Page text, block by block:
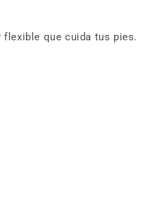
flexible que cuida tus pies.